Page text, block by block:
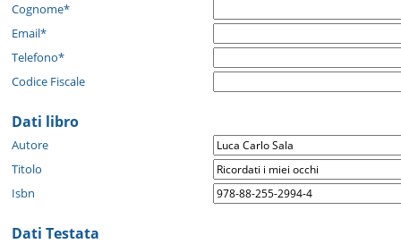
Cognome*
Email*
Telefono*
Codice Fiscale
Dati libro
Autore
Titolo
Isbn
Dati Testata